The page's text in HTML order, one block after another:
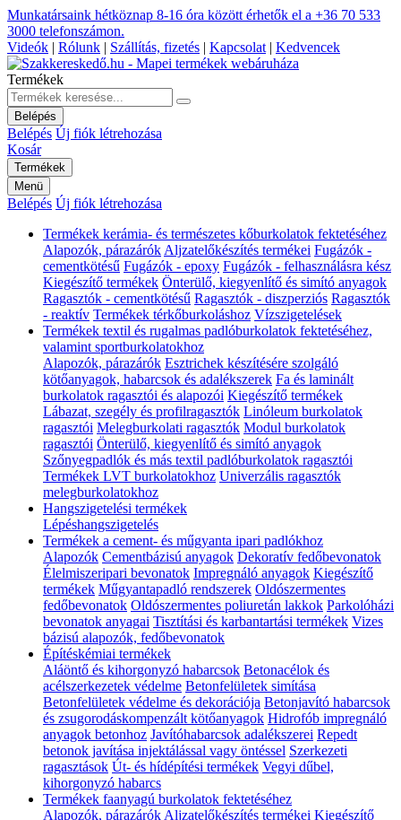
Munkatársaink hétköznap 8-16 óra között érhetők el a +36 70 533
3000 telefonszámon.
Videók | Rólunk | Szállítás, fizetés | Kapcsolat | Kedvencek
Termékek
Belépés
Belépés Új fiók létrehozása
Kosár
Termékek
Menü
Belépés Új fiók létrehozása
Termékek kerámia- és természetes kőburkolatok fektetéséhez
Alapozók, párazárók Aljzatelőkészítés termékei Fugázók -
cementkötésű Fugázók - epoxy Fugázók - felhasználásra kész
Kiegészítő termékek Önterülő, kiegyenlítő és simító anyagok
Ragasztók - cementkötésű Ragasztók - diszperziós Ragasztók
- reaktív Termékek térkőburkoláshoz Vízszigetelések
Termékek textil és rugalmas padlóburkolatok fektetéséhez,
valamint sportburkolatokhoz
Alapozók, párazárók Esztrichek készítésére szolgáló
kötőanyagok, habarcsok és adalékszerek Fa és laminált
burkolatok ragasztói és alapozói Kiegészítő termékek
Lábazat, szegély és profilragasztók Linóleum burkolatok
ragasztói Melegburkolati ragasztók Modul burkolatok
ragasztói Önterülő, kiegyenlítő és simító anyagok
Szőnyegpadlók és más textil padlóburkolatok ragasztói
Termékek LVT burkolatokhoz Univerzális ragasztók
melegburkolatokhoz
Hangszigetelési termékek
Lépéshangszigetelés
Termékek a cement- és műgyanta ipari padlókhoz
Alapozók Cementbázisú anyagok Dekoratív fedőbevonatok
Élelmiszeripari bevonatok Impregnáló anyagok Kiegészítő
termékek Műgyantapadló rendszerek Oldószermentes
fedőbevonatok Oldószermentes poliuretán lakkok Parkolóházi
bevonatok anyagai Tisztítási és karbantartási termékek Vizes
bázisú alapozók, fedőbevonatok
Építéskémiai termékek
Aláöntő és kihorgonyzó habarcsok Betonacélok és
acélszerkezetek védelme Betonfelületek simítása
Betonfelületek védelme és dekorációja Betonjavító habarcsok
és zsugorodáskompenzált kötőanyagok Hidrofób impregnáló
anyagok betonhoz Javítóhabarcsok adalékszerei Repedt
betonok javítása injektálással vagy öntéssel Szerkezeti
ragasztások Út- és hídépítési termékek Vegyi dűbel,
kihorgonyzó habarcs
Termékek faanyagú burkolatok fektetéséhez
Alapozók, párazárók Aljzatelőkészítés termékei Kiegészítő